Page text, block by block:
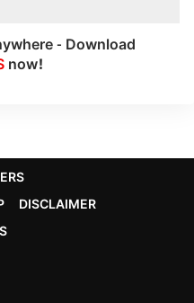
- Download
now!
DISCLAIMER